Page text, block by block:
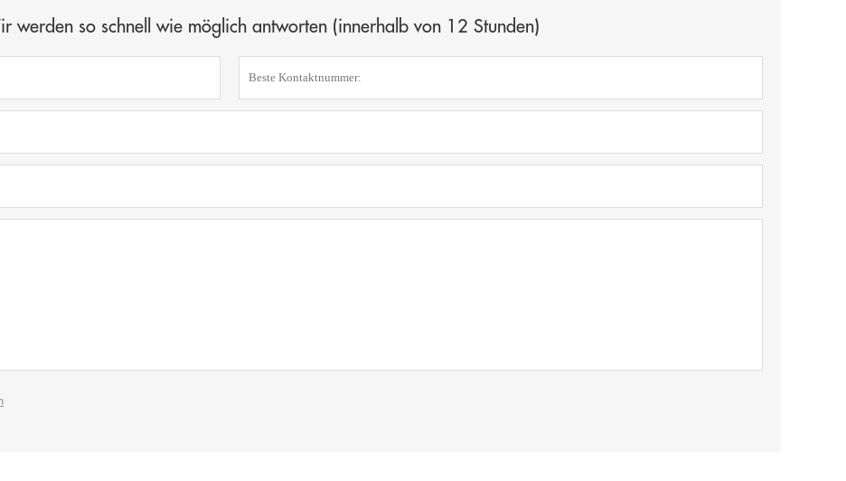
werden so schnell wie möglich antworten (innerhalb von 12 Stunden)